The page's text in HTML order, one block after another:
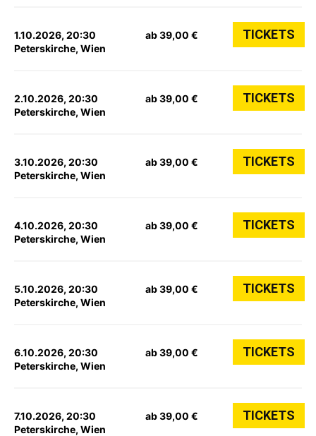
1.10.2026, 20:30
Peterskirche, Wien
ab 39,00 € TICKETS
2.10.2026, 20:30
Peterskirche, Wien
ab 39,00 € TICKETS
3.10.2026, 20:30
Peterskirche, Wien
ab 39,00 € TICKETS
4.10.2026, 20:30
Peterskirche, Wien
ab 39,00 € TICKETS
5.10.2026, 20:30
Peterskirche, Wien
ab 39,00 € TICKETS
6.10.2026, 20:30
Peterskirche, Wien
ab 39,00 € TICKETS
7.10.2026, 20:30
Peterskirche, Wien
ab 39,00 € TICKETS